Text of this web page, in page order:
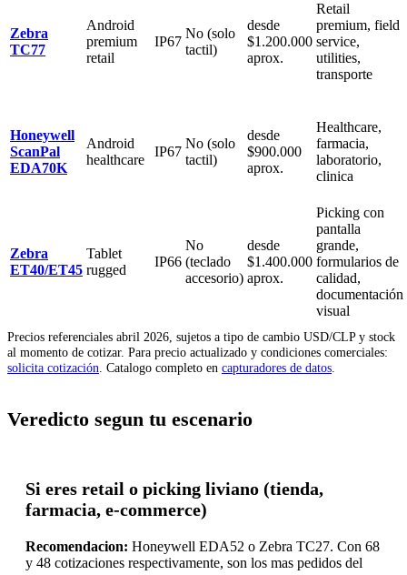
Zebra
TC77
Android
premium
retail
IP67
No (solo
tactil)
desde
$1.200.000
aprox.
Retail
premium, field
service,
utilities,
transporte
Honeywell
ScanPal
EDA70K
Android
healthcare
IP67
No (solo
tactil)
desde
$900.000
aprox.
Healthcare,
farmacia,
laboratorio,
clinica
Zebra
ET40/ET45
Tablet
rugged
IP66
No
(teclado
accesorio)
desde
$1.400.000
aprox.
Picking con
pantalla
grande,
formularios de
calidad,
documentación
visual
Precios referenciales abril 2026, sujetos a tipo de cambio USD/CLP y stock
al momento de cotizar. Para precio actualizado y condiciones comerciales:
solicita cotización . Catalogo completo en capturadores de datos
Veredicto segun tu escenario
Si eres retail o picking liviano (tienda,
farmacia, e-commerce)
Recomendacion: Honeywell EDA52 o Zebra TC27. Con 68
y 48 cotizaciones respectivamente, son los mas pedidos del